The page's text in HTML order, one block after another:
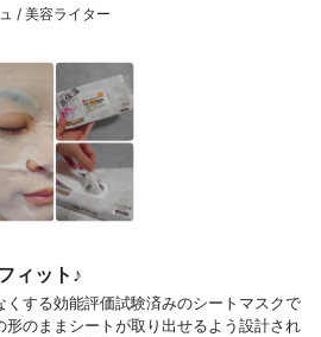
/ 美容ライター
ィット♪
する効能評価試験済みのシートマスクで
のままシートが取り出せるよう設計され